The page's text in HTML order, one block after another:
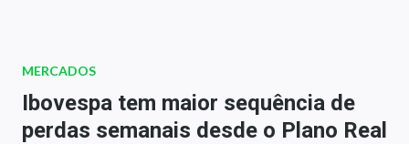
Newsletters
Money Trader
MERCADOS
Ibovespa tem maior sequência de
perdas semanais desde o Plano Real